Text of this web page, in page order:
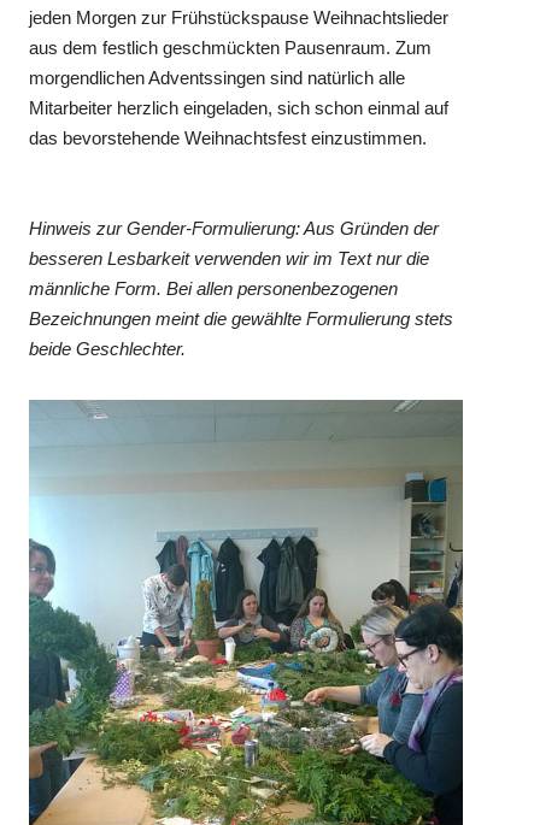
jeden Morgen zur Frühstückspause Weihnachtslieder
aus dem festlich geschmückten Pausenraum. Zum
morgendlichen Adventssingen sind natürlich alle
Mitarbeiter herzlich eingeladen, sich schon einmal auf
das bevorstehende Weihnachtsfest einzustimmen.
Hinweis zur Gender-Formulierung: Aus Gründen der
besseren Lesbarkeit verwenden wir im Text nur die
männliche Form. Bei allen personenbezogenen
Bezeichnungen meint die gewählte Formulierung stets
beide Geschlechter.